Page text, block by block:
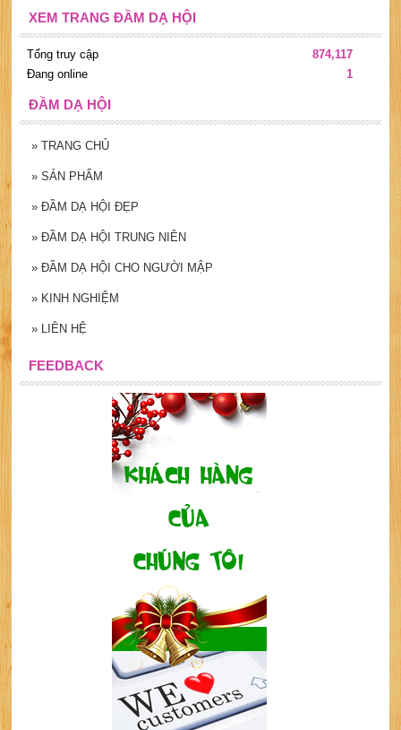
XEM TRANG ĐẦM DẠ HỘI
Tổng truy cập
874,117
Đang online
1
ĐẦM DẠ HỘI
» TRANG CHỦ
» SẢN PHẨM
» ĐẦM DẠ HỘI ĐẸP
» ĐẦM DẠ HỘI TRUNG NIÊN
» ĐẦM DẠ HỘI CHO NGƯỜI MẬP
» KINH NGHIỆM
» LIÊN HỆ
FEEDBACK